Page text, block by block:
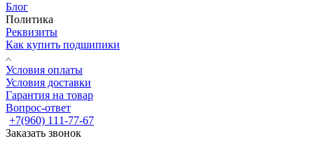
Блог
Политика
Реквизиты
Как купить подшипики
Условия оплаты
Условия доставки
Гарантия на товар
Вопрос-ответ
+7(960) 111-77-67
Заказать звонок